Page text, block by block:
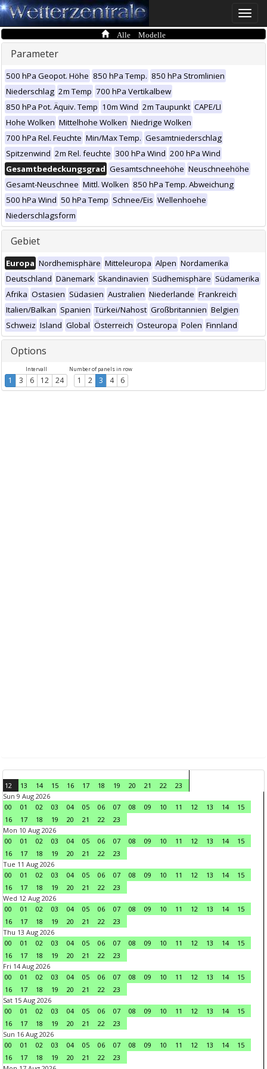
Toggle
Alle Modelle
Parameter
500 hPa Geopot. Höhe 850 hPa Temp. 850 hPa Stromlinien
Niederschlag 2m Temp 700 hPa Vertikalbew
850 hPa Pot. Äquiv. Temp 10m Wind 2m Taupunkt CAPE/LI
Hohe Wolken Mittelhohe Wolken Niedrige Wolken
700 hPa Rel. Feuchte Min/Max Temp. Gesamtniederschlag
Spitzenwind 2m Rel. feuchte 300 hPa Wind 200 hPa Wind
Gesamtbedeckungsgrad Gesamtschneehöhe Neuschneehöhe
Gesamt-Neuschnee Mittl. Wolken 850 hPa Temp. Abweichung
500 hPa Wind 50 hPa Temp Schnee/Eis Wellenhoehe
Niederschlagsform
Gebiet
Europa Nordhemisphäre Mitteleuropa Alpen Nordamerika
Deutschland Dänemark Skandinavien Südhemisphäre Südamerika
Afrika Ostasien Südasien Australien Niederlande Frankreich
Italien/Balkan Spanien Türkei/Nahost Großbritannien Belgien
Schweiz Island Global Österreich Osteuropa Polen Finnland
Options
Intervall
1 3 6 12 24
Number of panels in row
1 2 3 4 6
12 13 14 15 16 17 18 19 20 21 22
23
Sun 9 Aug 2026
00
01 02 03 04 05 06 07 08 09 10 11 12 13 14
15
16
17 18 19 20 21 22
23
Mon 10 Aug 2026
00
01 02 03 04 05 06 07 08 09 10 11 12 13 14
15
16
17 18 19 20 21 22
23
Tue 11 Aug 2026
00
01 02 03 04 05 06 07 08 09 10 11 12 13 14
15
16
17 18 19 20 21 22
23
Wed 12 Aug 2026
00
01 02 03 04 05 06 07 08 09 10 11 12 13 14
15
16
17 18 19 20 21 22
23
Thu 13 Aug 2026
00
01 02 03 04 05 06 07 08 09 10 11 12 13 14
15
16
17 18 19 20 21 22
23
Fri 14 Aug 2026
00
01 02 03 04 05 06 07 08 09 10 11 12 13 14
15
16
17 18 19 20 21 22
23
Sat 15 Aug 2026
00
01 02 03 04 05 06 07 08 09 10 11 12 13 14
15
16
17 18 19 20 21 22
23
Sun 16 Aug 2026
00
01 02 03 04 05 06 07 08 09 10 11 12 13 14
15
16
17 18 19 20 21 22
23